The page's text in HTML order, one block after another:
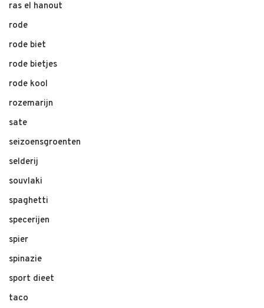
ras el hanout
rode
rode biet
rode bietjes
rode kool
rozemarijn
sate
seizoensgroenten
selderij
souvlaki
spaghetti
specerijen
spier
spinazie
sport dieet
taco